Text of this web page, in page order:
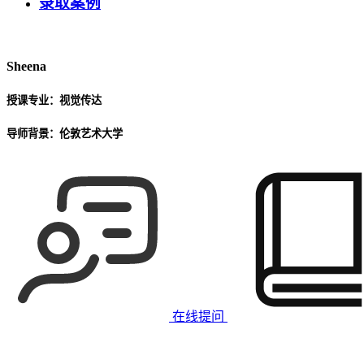
Sheena
授课专业： 视觉传达
导师背景： 伦敦艺术大学
在线提问